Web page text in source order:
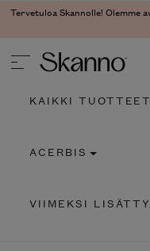
Tervetuloa Skannolle! Olemme
Type 2 or more
KAIKKI TUOTTEET
ACERBIS
VIIMEKSI LISÄTTY